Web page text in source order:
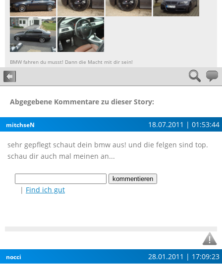
BMW fahren du musst! Dann die Macht mit dir sein!
Abgegebene Kommentare zu dieser Story:
mitchseN 18.07.2011 | 01:53:44
sehr gepflegt schaut dein bmw aus! und die felgen sind top.
schau dir auch mal meinen an...
| Find ich gut
nocci 28.01.2011 | 17:09:23